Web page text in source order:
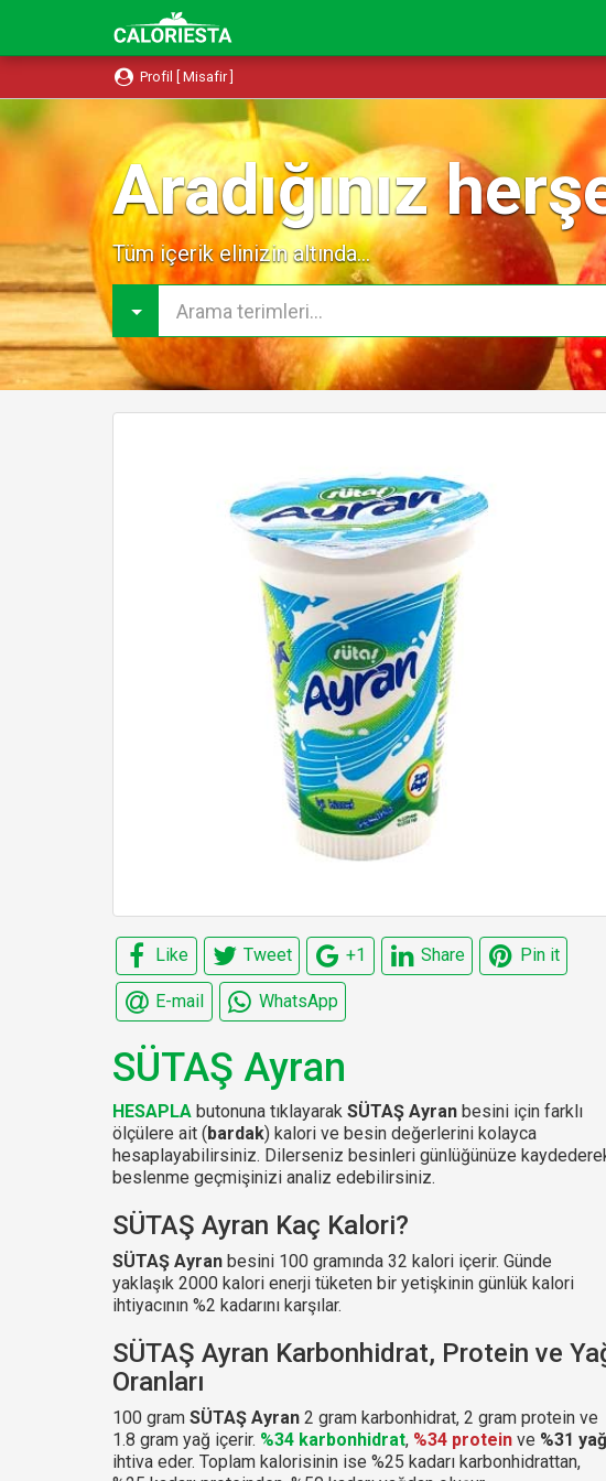
Profil [ Misafir ]
Aradığınız
Tüm içerik elinizin altında...
Like Tweet +1 Share Pin it
E-mail WhatsApp
SÜTAŞ Ayran
HESAPLA butonuna tıklayarak SÜTAŞ Ayran besini için farklı
ölçülere ait (bardak) kalori ve besin değerlerini kolayca
hesaplayabilirsiniz. Dilerseniz besinleri günlüğünüze
beslenme geçmişinizi analiz edebilirsiniz.
SÜTAŞ Ayran Kaç Kalori?
SÜTAŞ Ayran besini 100 gramında 32 kalori içerir. Günde
yaklaşık 2000 kalori enerji tüketen bir yetişkinin günlük kalori
ihtiyacının %2 kadarını karşılar.
SÜTAŞ Ayran Karbonhidrat, Protein ve
Oranları
100 gram SÜTAŞ Ayran 2 gram karbonhidrat, 2 gram protein ve
1.8 gram yağ içerir. %34 karbonhidrat, %34 protein ve %31 yağ
ihtiva eder. Toplam kalorisinin ise %25 kadarı karbonhidrattan,